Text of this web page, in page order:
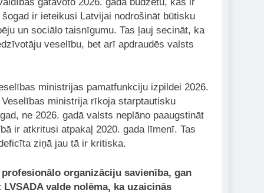
ir ieteikusi Latvijai nodrošināt būtisku
un sociālo taisnīgumu. Tas ļauj secināt, ka
veselību, bet arī apdraudēs valsts
ministrijas pamatfunkciju izpildei 2026.
ministrija rīkoja starptautisku
ne 2026. gadā valsts neplāno paaugstināt
ir atkritusi atpakaļ 2020. gada līmenī. Tas
ziņā jau tā ir kritiska.
organizāciju savienība, gan
valde nolēma, ka uzaicinās